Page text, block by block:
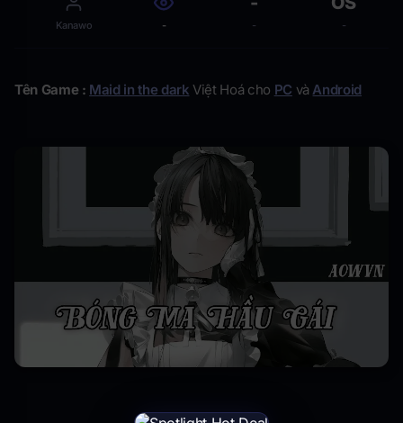
Kanawo - - -
Tên Game : Maid in the dark Việt Hoá cho PC vàAndroid